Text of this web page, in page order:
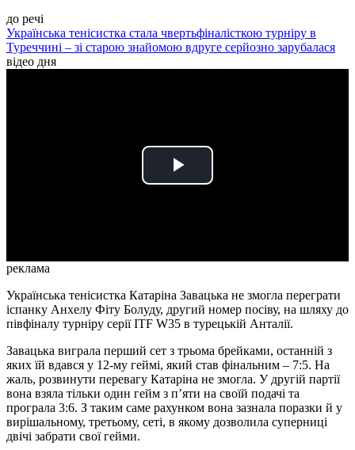
до речі
Українська тенісистка стала чвертьфіналісткою турніру в
Туреччині – зі старою знайомою вдруге серйозно зарубалася
відео дня
Play
реклама
Українська тенісистка Катаріна Завацька не змогла переграти
іспанку Анхелу Фіту Болуду, другий номер посіву, на шляху до
півфіналу турніру серії ITF W35 в турецькій Анталії.
Завацька виграла перший сет з трьома брейками, останній з
яких їй вдався у 12-му геймі, який став фінальним – 7:5. На
жаль, розвинути перевагу Катаріна не змогла. У другій партії
вона взяла тільки один гейм з п’яти на своїй подачі та
програла 3:6. З таким саме рахунком вона зазнала поразки й у
вирішальному, третьому, сеті, в якому дозволила суперниці
двічі забрати свої гейми.